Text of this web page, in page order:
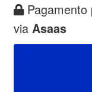
Pagamento
via Asaas